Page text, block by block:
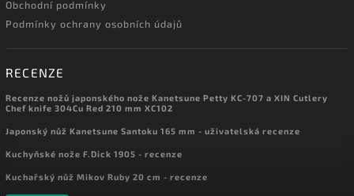
Obchodní podmínky
Podmínky ochrany osobních údajů
RECENZE
Recenze nožů japonského nože Kanetsune Petty KC-707 a XIN Cutlery
Chef knife 304Cu Red 210 mm XC102
Japonský nůž Kanetsune Santoku 165 mm - uživatelská recenze
Kuchyňské nože F.Dick 1905 - recenze
Kuchařský nůž Mikov Ruby 20 cm - recenze